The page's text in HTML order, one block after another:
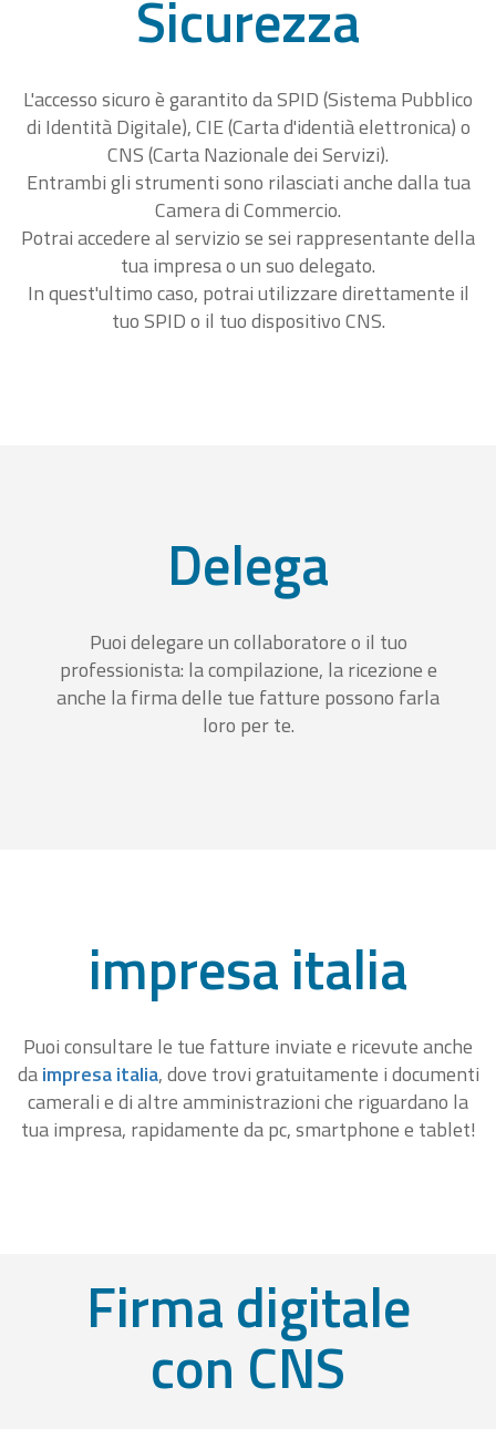
Sicurezza
L'accesso sicuro è garantito da SPID (Sistema Pubblico
di Identità Digitale), CIE (Carta d'identià elettronica) o
CNS (Carta Nazionale dei Servizi).
Entrambi gli strumenti sono rilasciati anche dalla tua
Camera di Commercio.
Potrai accedere al servizio se sei rappresentante della
tua impresa o un suo delegato.
In quest'ultimo caso, potrai utilizzare direttamente il
tuo SPID o il tuo dispositivo CNS.
Delega
Puoi delegare un collaboratore o il tuo
professionista: la compilazione, la ricezione e
anche la firma delle tue fatture possono farla
loro per te.
impresa italia
Puoi consultare le tue fatture inviate e ricevute anche
daimpresa italia, dove trovi gratuitamente i documenti
camerali e di altre amministrazioni che riguardano la
tua impresa, rapidamente da pc, smartphone e tablet!
Firma digitale
con CNS